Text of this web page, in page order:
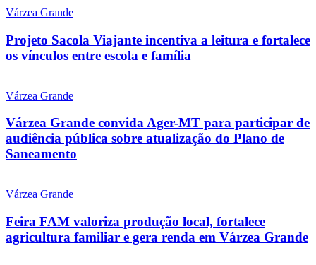
Várzea Grande
Projeto Sacola Viajante incentiva a leitura e fortalece
os vínculos entre escola e família
Várzea Grande
Várzea Grande convida Ager-MT para participar de
audiência pública sobre atualização do Plano de
Saneamento
Várzea Grande
Feira FAM valoriza produção local, fortalece
agricultura familiar e gera renda em Várzea Grande